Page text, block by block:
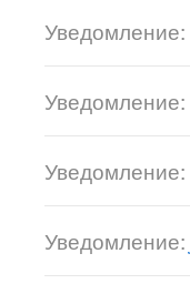
Уведомление:
Уведомление:
Уведомление:
Уведомление: